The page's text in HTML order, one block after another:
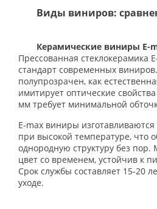
Виды виниров:
Керамические виниры E-
Прессованная стеклокерамика
стандарт современных
полупрозрачен, как
имитирует оптические
мм требует минимальной
E-max виниры
при высокой температуре, что
однородную структуру без
цвет со временем, устойчив к
Срок службы составляет 15-20
уходе.